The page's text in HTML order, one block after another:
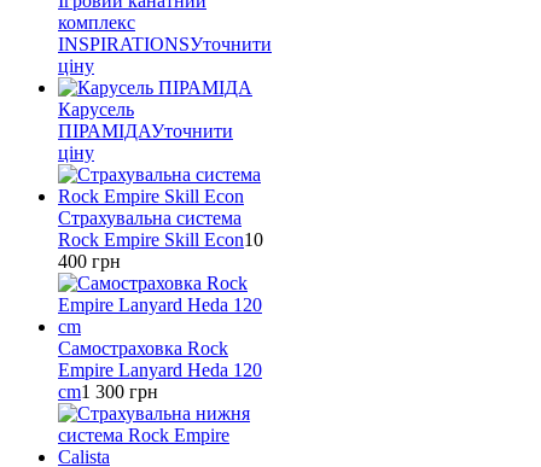
комплекс
INSPIRATIONSУточнити
ціну
Карусель
ПІРАМІДАУточнити
ціну
Страхувальна система
Rock Empire Skill Econ10
400 грн
Самостраховка Rock
Empire Lanyard Heda 120
cm1 300 грн